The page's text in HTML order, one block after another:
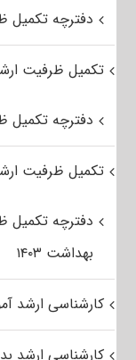
دفترچه تکمیل
تکمیل ظرفیت ارشد
دفترچه تکمیل
تکمیل ظرفیت ارشد
دفترچه تکمیل
بهداشت ۱۴۰۳
کارشناسی ارشد
کارشناسی ارشد